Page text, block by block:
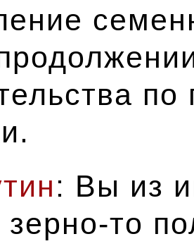
: Вы из
то